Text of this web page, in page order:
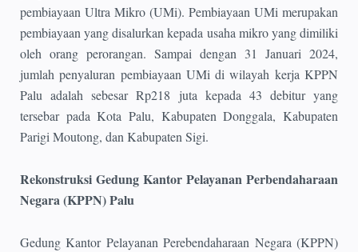
pembiayaan Ultra Mikro (UMi). Pembiayaan UMi merupakan
pembiayaan yang disalurkan kepada usaha mikro yang dimiliki
oleh orang perorangan. Sampai dengan 31 Januari 2024,
jumlah penyaluran pembiayaan UMi di wilayah kerja KPPN
Palu adalah sebesar Rp218 juta kepada 43 debitur yang
tersebar pada Kota Palu, Kabupaten Donggala, Kabupaten
Parigi Moutong, dan Kabupaten Sigi.
Rekonstruksi Gedung Kantor Pelayanan Perbendaharaan
Negara (KPPN) Palu
Gedung Kantor Pelayanan Perebendaharaan Negara (KPPN)